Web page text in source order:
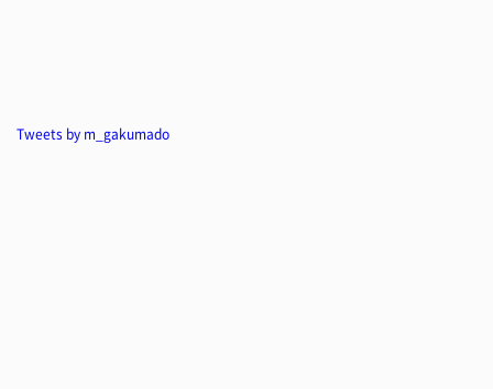
Tweets by m_gakumado